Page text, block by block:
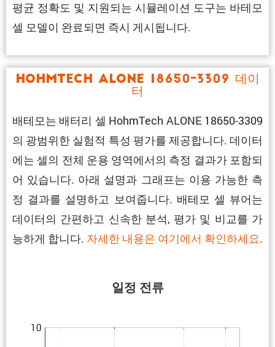
평균 정확도 및 지원되는 시뮬레이션 도구는 바테모
셀 모델이 완료되면 즉시 게시됩니다.
HohmTech ALONE 18650-3309 데이
터
배테모는 배터리 셀 HohmTech ALONE 18650-3309
의 광범위한 실험적 특성 평가를 제공합니다. 데이터
에는 셀의 전체 운용 영역에서의 측정 결과가 포함되
어 있습니다. 아래 설명과 그래프는 이용 가능한 측
정 결과를 설명하고 보여줍니다. 배테모 셀 뷰어는
데이터의 간편하고 신속한 분석, 평가 및 비교를 가
능하게 합니다. 자세한 내용은 여기에서 확인하세요.
일정 전류